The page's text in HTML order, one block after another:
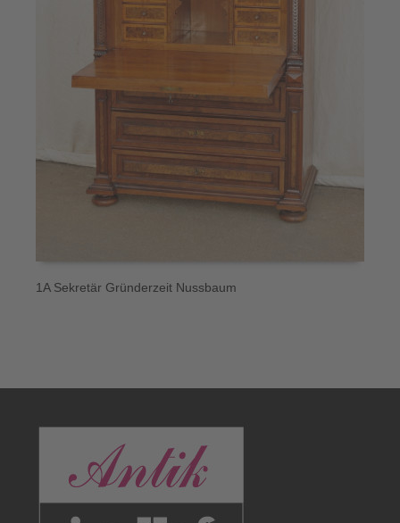
1A Sekretär Gründerzeit Nussbaum